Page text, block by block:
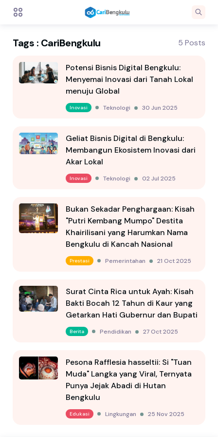
Tags : CariBengkulu 5 Posts
Potensi Bisnis Digital Bengkulu:
Menyemai Inovasi dari Tanah Lokal
menuju Global
Inovasi Teknologi 30 Jun 2025
Geliat Bisnis Digital di Bengkulu:
Membangun Ekosistem Inovasi dari
Akar Lokal
Inovasi Teknologi 02 Jul 2025
Bukan Sekadar Penghargaan: Kisah
"Putri Kembang Mumpo" Destita
Khairilisani yang Harumkan Nama
Bengkulu di Kancah Nasional
Prestasi Pemerintahan 21 Oct 2025
Surat Cinta Rica untuk Ayah: Kisah
Bakti Bocah 12 Tahun di Kaur yang
Getarkan Hati Gubernur dan Bupati
Berita Pendidikan 27 Oct 2025
Pesona Rafflesia hasseltii: Si "Tuan
Muda" Langka yang Viral, Ternyata
Punya Jejak Abadi di Hutan
Bengkulu
Edukasi Lingkungan 25 Nov 2025